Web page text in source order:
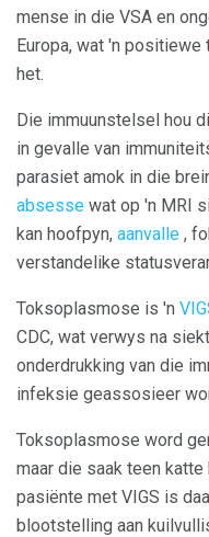
mense in die VSA en
Europa, wat 'n
het.
Die immuunstelsel hou
in gevalle van
parasiet amok in die
absesse wat op 'n MRI
kan hoofpyn, aanvalle ,
verstandelike
Toksoplasmose is 'n
CDC, wat verwys na
onderdrukking van die
infeksie geassosieer
Toksoplasmose word
maar die saak teen
pasiënte met VIGS is
blootstelling aan